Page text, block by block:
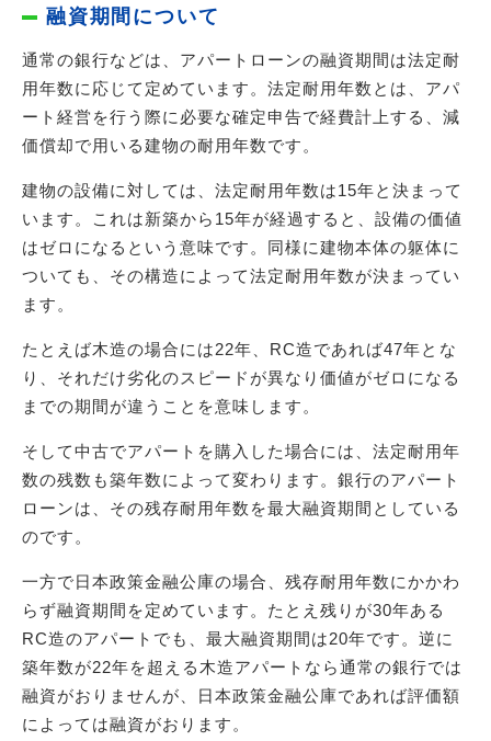
融資期間について
通常の銀行などは、アパートローンの融資期間は法定耐
用年数に応じて定めています。法定耐用年数とは、アパ
ート経営を行う際に必要な確定申告で経費計上する、減
価償却で用いる建物の耐用年数です。
建物の設備に対しては、法定耐用年数は15年と決まって
います。これは新築から15年が経過すると、設備の価値
はゼロになるという意味です。同様に建物本体の躯体に
ついても、その構造によって法定耐用年数が決まってい
ます。
たとえば木造の場合には22年、RC造であれば47年とな
り、それだけ劣化のスピードが異なり価値がゼロになる
までの期間が違うことを意味します。
そして中古でアパートを購入した場合には、法定耐用年
数の残数も築年数によって変わります。銀行のアパート
ローンは、その残存耐用年数を最大融資期間としている
のです。
一方で日本政策金融公庫の場合、残存耐用年数にかかわ
らず融資期間を定めています。たとえ残りが30年ある
RC造のアパートでも、最大融資期間は20年です。逆に
築年数が22年を超える木造アパートなら通常の銀行では
融資がおりませんが、日本政策金融公庫であれば評価額
によっては融資がおります。